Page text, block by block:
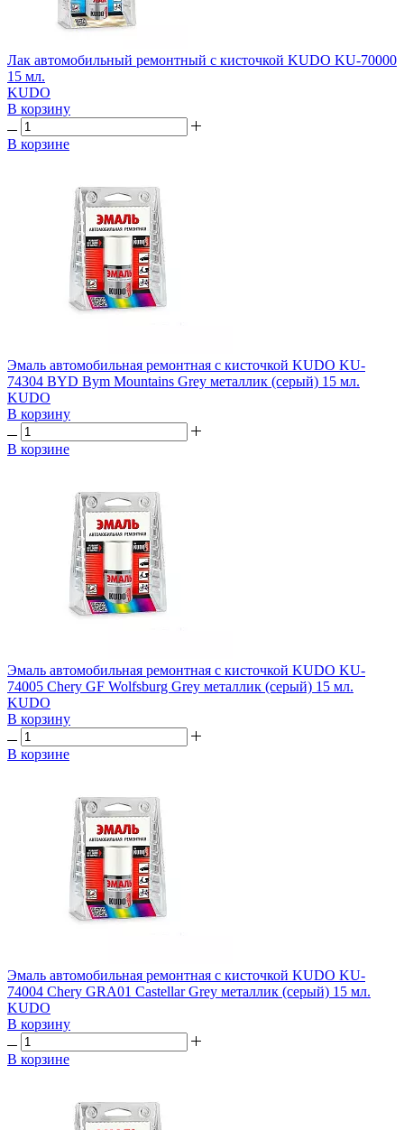
Лак автомобильный ремонтный с кисточкой KUDO KU-70000
15 мл.
KUDO
В корзину
В корзине
Эмаль автомобильная ремонтная с кисточкой KUDO KU-
74304 BYD Bym Mountains Grey металлик (серый) 15 мл.
KUDO
В корзину
В корзине
Эмаль автомобильная ремонтная с кисточкой KUDO KU-
74005 Chery GF Wolfsburg Grey металлик (серый) 15 мл.
KUDO
В корзину
В корзине
Эмаль автомобильная ремонтная с кисточкой KUDO KU-
74004 Chery GRA01 Castellar Grey металлик (серый) 15 мл.
KUDO
В корзину
В корзине